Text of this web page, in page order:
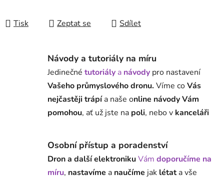
Tisk Zeptat se Sdílet
Návody a tutoriály na míru
Jedinečné tutoriály a návody pro nastavení
Vašeho průmyslového dronu. Víme coVás
nejčastěji trápía naše online návody Vám
pomohou, ať už jste na poli, nebo v kanceláři
Osobní přístup a poradenství
Dron a další elektronikuVám doporučíme na
míru, nastavíme a naučíme jak létata vše